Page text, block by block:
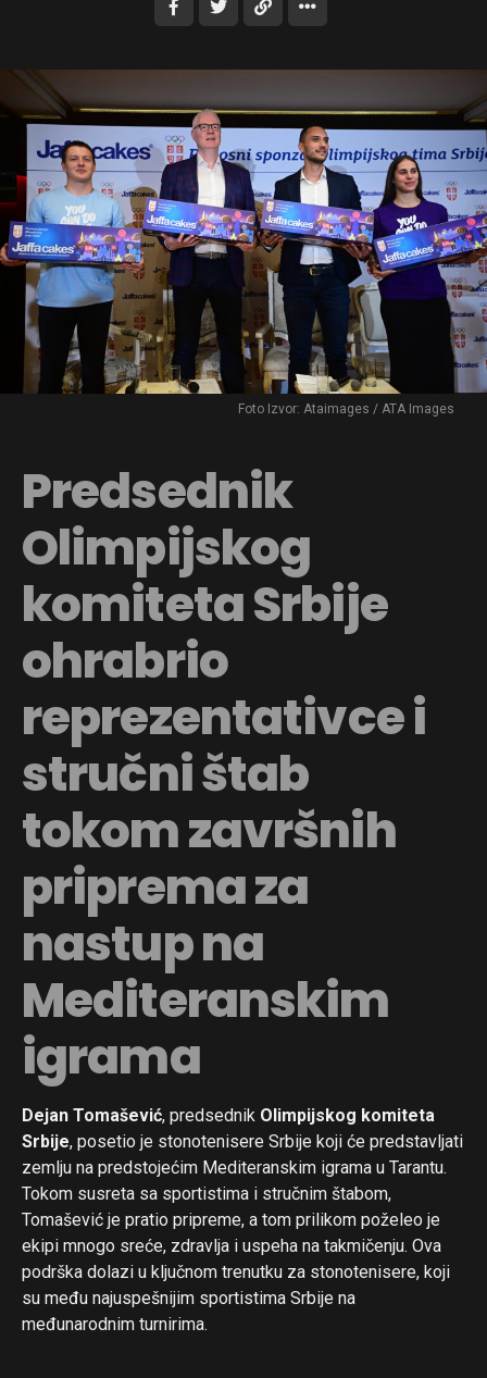
Foto Izvor: Ataimages / ATA Images
Predsednik
Olimpijskog
komiteta Srbije
ohrabrio
reprezentativce i
stručni štab
tokom završnih
priprema za
nastup na
Mediteranskim
igrama
Dejan Tomašević, predsednik Olimpijskog komiteta
Srbije, posetio je stonotenisere Srbije koji će predstavljati
zemlju na predstojećim Mediteranskim igrama u Tarantu.
Tokom susreta sa sportistima i stručnim štabom,
Tomašević je pratio pripreme, a tom prilikom poželeo je
ekipi mnogo sreće, zdravlja i uspeha na takmičenju. Ova
podrška dolazi u ključnom trenutku za stonotenisere, koji
su među najuspešnijim sportistima Srbije na
međunarodnim turnirima.